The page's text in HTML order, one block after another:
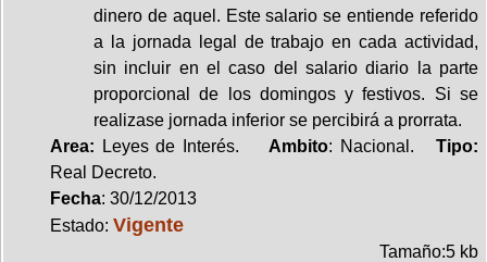
dinero de aquel. Este salario se entiende referido
a la jornada legal de trabajo en cada actividad,
sin incluir en el caso del salario diario la parte
proporcional de los domingos y festivos. Si se
realizase jornada inferior se percibirá a prorrata.
Area: Leyes de Interés. Ambito: Nacional.Tipo:
Real Decreto.
Fecha: 30/12/2013
Estado: Vigente
Tamaño:5 kb